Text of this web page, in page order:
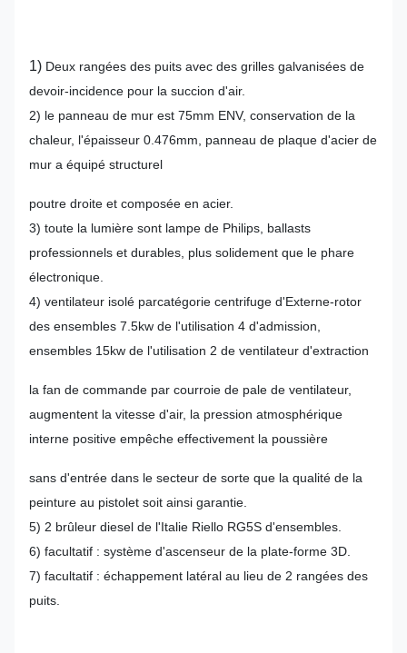
1) Deux rangées des puits avec des grilles galvanisées de
devoir-incidence pour la succion d'air.
2) le panneau de mur est 75mm ENV, conservation de la
chaleur, l'épaisseur 0.476mm, panneau de plaque d'acier de
mur a équipé structurel
poutre droite et composée en acier.
3) toute la lumière sont lampe de Philips, ballasts
professionnels et durables, plus solidement que le phare
électronique.
4) ventilateur isolé parcatégorie centrifuge d'Externe-rotor
des ensembles 7.5kw de l'utilisation 4 d'admission,
ensembles 15kw de l'utilisation 2 de ventilateur d'extraction
la fan de commande par courroie de pale de ventilateur,
augmentent la vitesse d'air, la pression atmosphérique
interne positive empêche effectivement la poussière
sans d'entrée dans le secteur de sorte que la qualité de la
peinture au pistolet soit ainsi garantie.
5) 2 brûleur diesel de l'Italie Riello RG5S d'ensembles.
6) facultatif : système d'ascenseur de la plate-forme 3D.
7) facultatif : échappement latéral au lieu de 2 rangées des
puits.